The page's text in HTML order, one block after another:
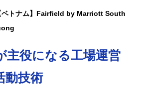
ベトナム】Fairfield by Marriott South
主役になる工場運営
動技術